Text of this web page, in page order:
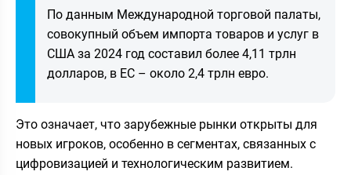
По данным Международной торговой палаты,
совокупный объем импорта товаров и услуг в
США за 2024 год составил более 4,11 трлн
долларов, в ЕС – около 2,4 трлн евро.
Это означает, что зарубежные рынки открыты для
новых игроков, особенно в сегментах, связанных с
цифровизацией и технологическим развитием.